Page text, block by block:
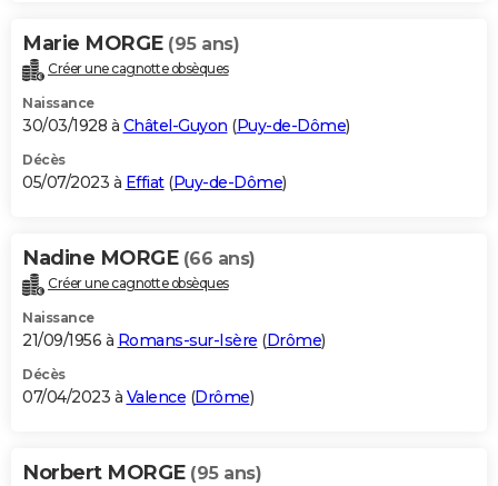
Marie MORGE (95 ans)
Créer une cagnotte obsèques
Naissance
30/03/1928 à Châtel-Guyon (Puy-de-Dôme)
Décès
05/07/2023 à Effiat(Puy-de-Dôme)
Nadine MORGE (66 ans)
Créer une cagnotte obsèques
Naissance
21/09/1956 à Romans-sur-Isère (Drôme)
Décès
07/04/2023 à Valence (Drôme)
Norbert MORGE (95 ans)